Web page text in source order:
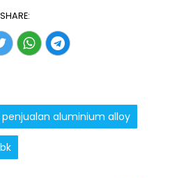
SHARE:
penjualan aluminium alloy